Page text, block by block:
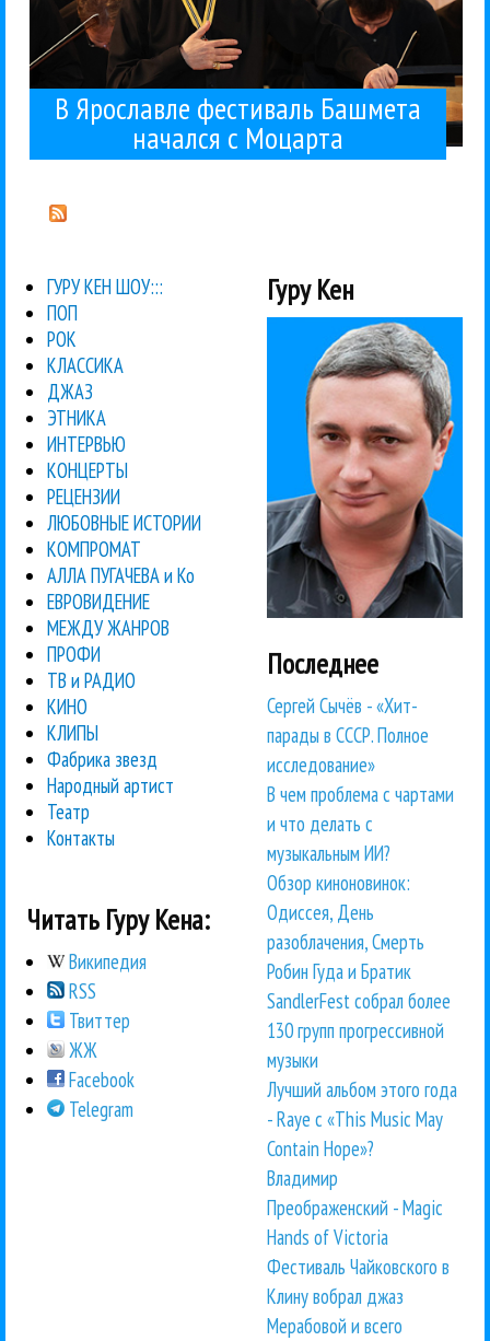
В Ярославле фестиваль Башмета
начался с Моцарта
ГУРУ КЕН ШОУ:::
ПОП
РОК
КЛАССИКА
ДЖАЗ
ЭТНИКА
ИНТЕРВЬЮ
КОНЦЕРТЫ
РЕЦЕНЗИИ
ЛЮБОВНЫЕ ИСТОРИИ
КОМПРОМАТ
АЛЛА ПУГАЧЕВА и Ко
ЕВРОВИДЕНИЕ
МЕЖДУ ЖАНРОВ
ПРОФИ
ТВ и РАДИО
КИНО
КЛИПЫ
Фабрика звезд
Народный артист
Театр
Контакты
Читать Гуру Кена:
Википедия
RSS
Твиттер
ЖЖ
Facebook
Telegram
Гуру Кен
Последнее
Сергей Сычёв - «Хит-
парады в СССР. Полное
исследование»
В чем проблема с чартами
и что делать с
музыкальным ИИ?
Обзор киноновинок:
Одиссея, День
разоблачения, Смерть
Робин Гуда и Братик
SandlerFest собрал более
130 групп прогрессивной
музыки
Лучший альбом этого года
- Raye с «This Music May
Contain Hope»?
Владимир
Преображенский - Magic
Hands of Victoria
Фестиваль Чайковского в
Клину вобрал джаз
Мерабовой и всего